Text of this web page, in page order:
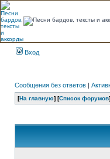
Вход
Сообщения без ответов |
[На главную] [Список форумов]